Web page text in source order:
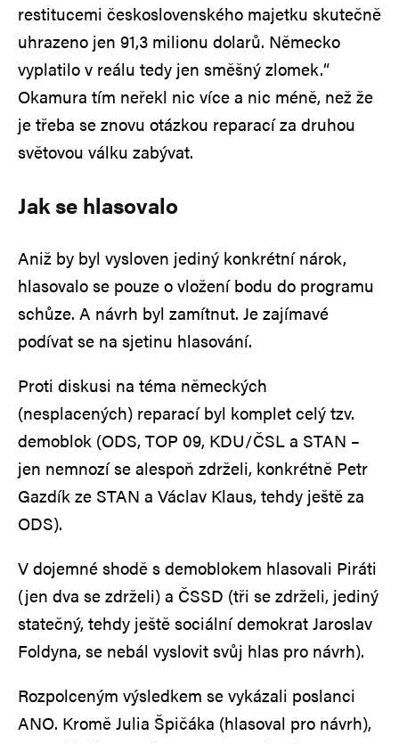
restitucemi československého majetku skutečně
uhrazeno jen 91,3 milionu dolarů. Německo
vyplatilo v reálu tedy jen směšný zlomek.“
Okamura tím neřekl nic více a nic méně, než že
je třeba se znovu otázkou reparací za druhou
světovou válku zabývat.
Jak se hlasovalo
Aniž by byl vysloven jediný konkrétní nárok,
hlasovalo se pouze o vložení bodu do programu
schůze. A návrh byl zamítnut. Je zajímavé
podívat se na sjetinu hlasování.
Proti diskusi na téma německých
(nesplacených) reparací byl komplet celý tzv.
demoblok (ODS, TOP 09, KDU/ČSL a STAN –
jen nemnozí se alespoň zdrželi, konkrétně Petr
Gazdík ze STAN a Václav Klaus, tehdy ještě za
ODS).
V dojemné shodě s demoblokem hlasovali Piráti
(jen dva se zdrželi) a ČSSD (tři se zdrželi, jediný
statečný, tehdy ještě sociální demokrat Jaroslav
Foldyna, se nebál vyslovit svůj hlas pro návrh).
Rozpolceným výsledkem se vykázali poslanci
ANO. Kromě Julia Špičáka (hlasoval pro návrh),